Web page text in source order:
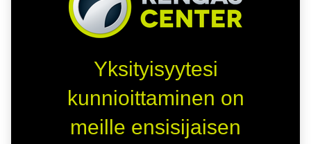
Yksityisyytesi
kunnioittaminen on
meille ensisijaisen